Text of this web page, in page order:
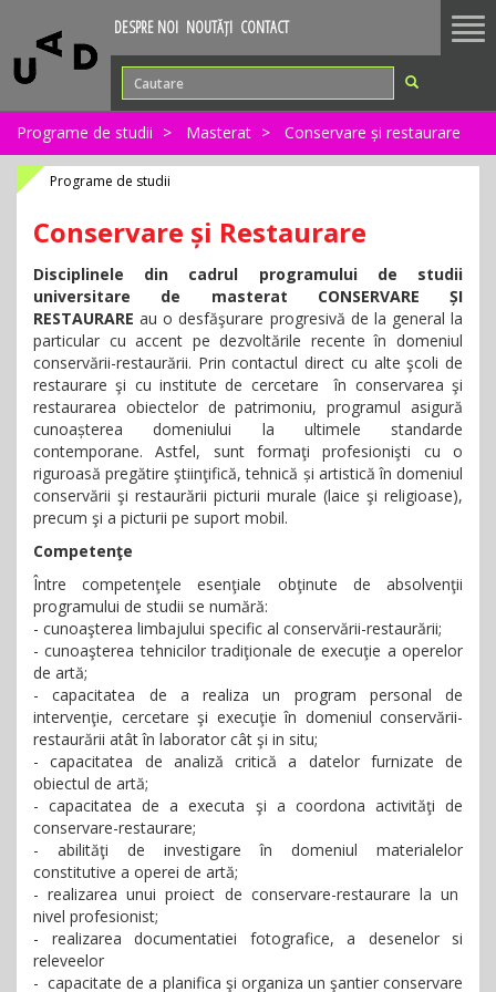
DESPRE NOI NOUTĂȚI CONTACT
Programe de studii Masterat Conservare și restaurare
Programe de studii
Conservare și Restaurare
Disciplinele din cadrul programului de studii
universitare de masterat CONSERVARE ȘI
RESTAURARE au o desfăşurare progresivă de la general la
particular cu accent pe dezvoltările recente în domeniul
conservării-restaurării. Prin contactul direct cu alte şcoli de
restaurare şi cu institute de cercetare în conservarea şi
restaurarea obiectelor de patrimoniu, programul asigură
cunoașterea domeniului la ultimele standarde
contemporane. Astfel, sunt formaţi profesionişti cu o
riguroasă pregătire ştiinţifică, tehnică și artistică în domeniul
conservării şi restaurării picturii murale (laice şi religioase),
precum şi a picturii pe suport mobil.
Competenţe
Între competenţele esenţiale obţinute de absolvenţii
programului de studii se numără:
- cunoaşterea limbajului specific al conservării-restaurării;
- cunoaşterea tehnicilor tradiţionale de execuţie a operelor
de artă;
- capacitatea de a realiza un program personal de
intervenţie, cercetare şi execuţie în domeniul conservării-
restaurării atât în laborator cât şi in situ;
- capacitatea de analiză critică a datelor furnizate de
obiectul de artă;
- capacitatea de a executa şi a coordona activităţi de
conservare-restaurare;
- abilităţi de investigare în domeniul materialelor
constitutive a operei de artă;
- realizarea unui proiect de conservare-restaurare la un
nivel profesionist;
- realizarea documentatiei fotografice, a desenelor si
releveelor
- capacitate de a planifica şi organiza un şantier conservare